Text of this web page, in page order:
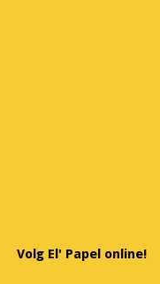
Volg El' Papel online!